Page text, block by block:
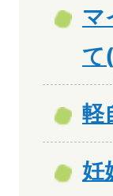
マ
て
軽
妊